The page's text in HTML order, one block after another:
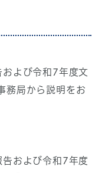
よび令和7年度文
務局から説明をお
告および令和7年度